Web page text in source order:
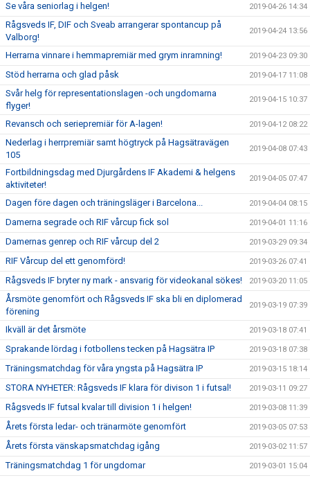
Se våra seniorlag i helgen! 2019-04-26 14:34
Rågsveds IF, DIF och Sveab arrangerar spontancup på
Valborg!
2019-04-24 13:56
Herrarna vinnare i hemmapremiär med grym inramning! 2019-04-23 09:30
Stöd herrarna och glad påsk 2019-04-17 11:08
Svår helg för representationslagen -och ungdomarna
flyger!
2019-04-15 10:37
Revansch och seriepremiär för A-lagen! 2019-04-12 08:22
Nederlag i herrpremiär samt högtryck på Hagsätravägen
105
2019-04-08 07:43
Fortbildningsdag med Djurgårdens IF Akademi & helgens
aktiviteter!
2019-04-05 07:47
Dagen före dagen och träningsläger i Barcelona... 2019-04-04 08:15
Damerna segrade och RIF vårcup fick sol 2019-04-01 11:16
Damernas genrep och RIF vårcup del 2 2019-03-29 09:34
RIF Vårcup del ett genomförd! 2019-03-26 07:41
Rågsveds IF bryter ny mark - ansvarig för videokanal sökes! 2019-03-20 11:05
Årsmöte genomfört och Rågsveds IF ska bli en diplomerad
förening
2019-03-19 07:39
Ikväll är det årsmöte 2019-03-18 07:41
Sprakande lördag i fotbollens tecken på Hagsätra IP 2019-03-18 07:38
Träningsmatchdag för våra yngsta på Hagsätra IP 2019-03-15 18:14
STORA NYHETER: Rågsveds IF klara för divison 1 i futsal! 2019-03-11 09:27
Rågsveds IF futsal kvalar till division 1 i helgen! 2019-03-08 11:39
Årets första ledar- och tränarmöte genomfört 2019-03-05 07:53
Årets första vänskapsmatchdag igång 2019-03-02 11:57
Träningsmatchdag 1 för ungdomar 2019-03-01 15:04